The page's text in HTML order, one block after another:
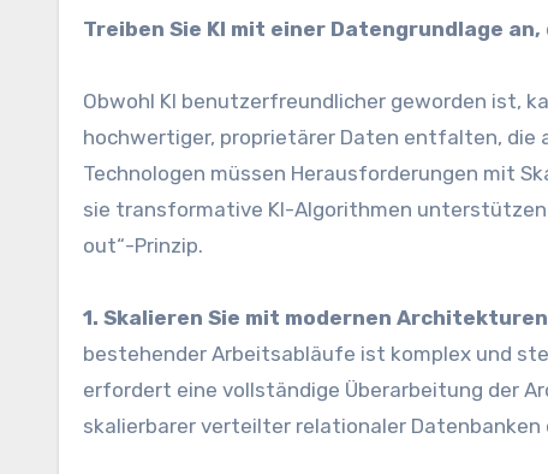
Treiben Sie KI mit einer Datengrundlage
Obwohl KI benutzerfreundlicher geworden ist,
hochwertiger, proprietärer Daten entfalten, die
Technologen müssen Herausforderungen mit
sie transformative KI-Algorithmen unterstützen
out“-Prinzip.
1. Skalieren Sie mit modernen
bestehender Arbeitsabläufe ist komplex und
erfordert eine vollständige Überarbeitung der
skalierbarer verteilter relationaler